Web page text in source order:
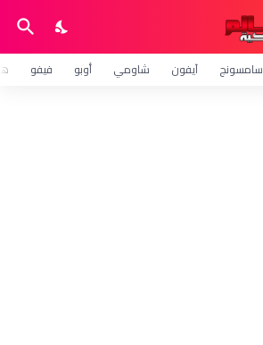
سامسونج آيفون شاومي أوبو فيفو